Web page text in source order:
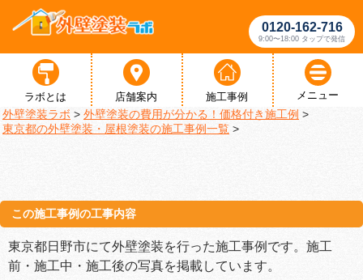
0120-162-716
9:00〜18:00 タップで発信
ラボとは 店舗案内 施工事例 メニュー
外壁塗装ラボ > 外壁塗装の費用が分かる！価格付き施工例 >
東京都の外壁塗装・屋根塗装の施工事例一覧 >
この施工事例の工事内容
東京都日野市にて外壁塗装を行った施工事例です。施工
前・施工中・施工後の写真を掲載しています。